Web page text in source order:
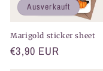
Ausverkauft
Marigold sticker sheet
Normaler
€3,90 EUR